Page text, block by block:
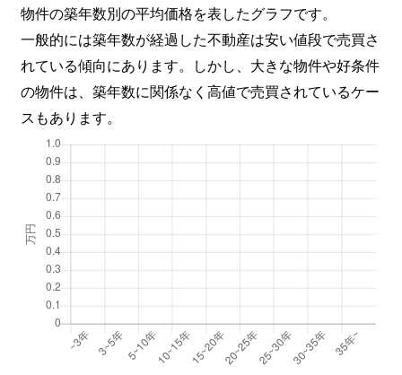
物件の築年数別の平均価格を表したグラフです。
一般的には築年数が経過した不動産は安い値段で売買さ
れている傾向にあります。しかし、大きな物件や好条件
の物件は、築年数に関係なく高値で売買されているケー
スもあります。